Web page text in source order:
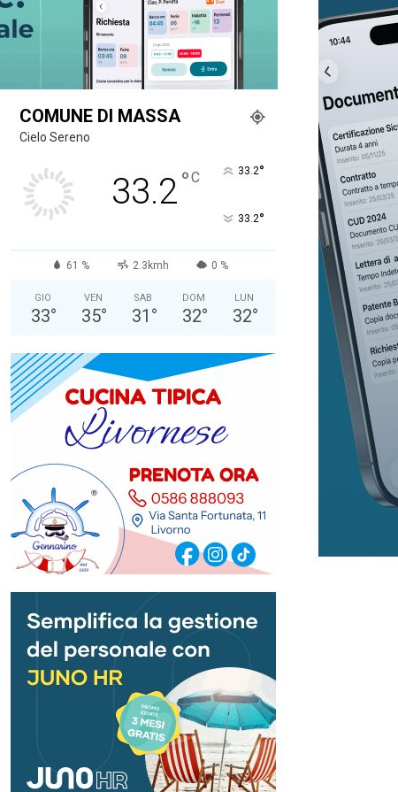
COMUNE DI MASSA
Cielo Sereno
33.2°C 33.2°
33.2°
61 % 2.3kmh 0 %
GIO
33°
VEN
35°
SAB
31 °
DOM
32°
LUN
32°